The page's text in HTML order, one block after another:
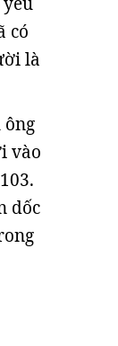
có
là
vào
dốc